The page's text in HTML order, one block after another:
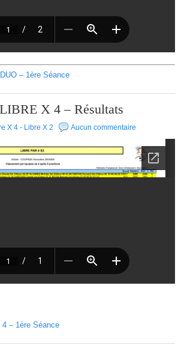
– 1ère Séance
X 4 – Résultats
X 4 - Libre X 2 Aucun commentaire
– 1ère Séance